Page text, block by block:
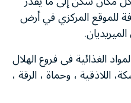
للموقع المركزي في أرض
الغذائية فى فروع الهلال
، وحماة ، الرقة ،